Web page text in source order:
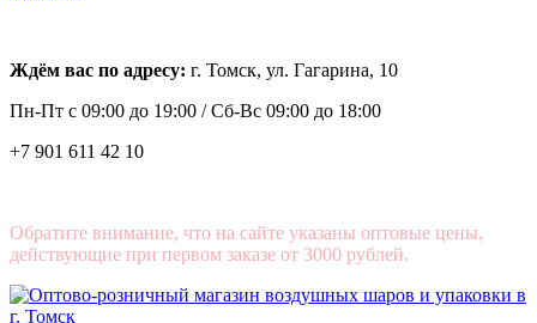
Ждём вас по адресу: г. Томск, ул. Гагарина, 10
Пн-Пт с 09:00 до 19:00 /Сб-Вс 09:00 до 18:00
+7 901 611 42 10
Обратите внимание, что на сайте указаны оптовые цены,
действующие при первом заказе от 3000 рублей.